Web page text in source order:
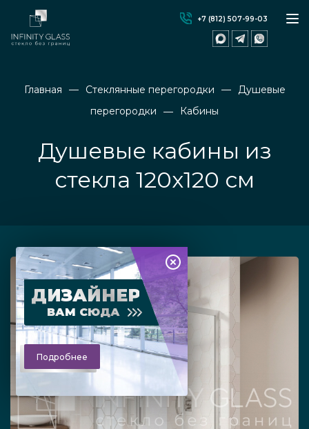
+7 (812) 507-99-03
Главная Стеклянные перегородки
Душевые
перегородки
Кабины
Душевые кабины из
стекла 120х120 см
ДИЗАЙНЕР
ВАМ СЮДА
Подробнее